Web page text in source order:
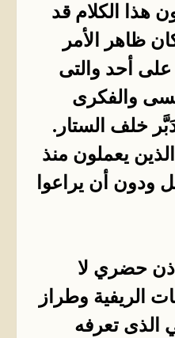
هذا الكلام قد
ظاهر الأمر
أحد والتى
والفكرى
خلف الستار.
يعملون منذ
ودون أن يراعوا
حضري لا
الريفية وطراز
الذى تعرفه